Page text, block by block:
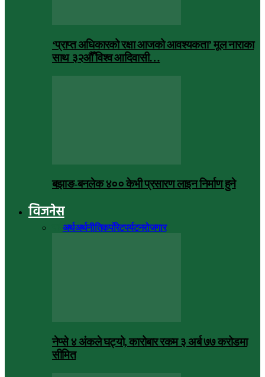
‘प्राप्त अधिकारको रक्षा आजको आवश्यकता’ मूल नाराका
साथ ३२औँ विश्व आदिवासी…
बझाङ-बनलेक ४०० केभी प्रसारण लाइन निर्माण हुने
विजनेस
अर्थअर्थनीतिकर्पोरेटपर्यटनरोजगार
नेप्से ४ अंकले घट्यो, कारोबार रकम ३ अर्ब ७७ करोडमा
सीमित